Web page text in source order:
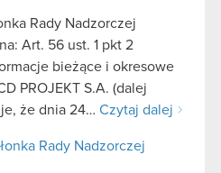
Rady Nadzorczej
Art. 56 ust. 1 pkt 2
bieżące i okresowe
PROJEKT S.A. (dalej
że dnia 24… Czytaj dalej
Rady Nadzorczej